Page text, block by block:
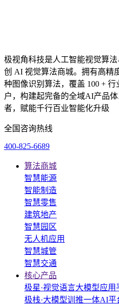
极视角科技是人工智能视觉算
创 AI 视觉算法商城。拥有高精
种图像识别算法，覆盖 100 +
户，构建起完备的全域AI产品
者，赋能千行百业智能化升级
全国咨询热线
400-825-6689
算法商城
智慧能源
智能制造
智慧零售
建筑地产
智慧园区
无人机应用
智慧城管
智慧交通
核心产品
极星·视觉语言大模型应用
极栈·大模型训推一体AI平